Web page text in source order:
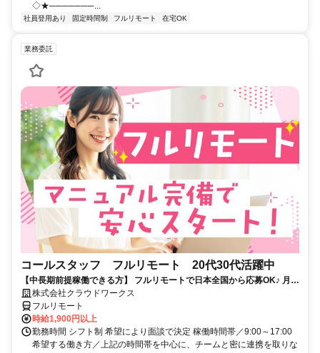
◇★───────...
社員登用あり 固定時間制 フルリモート 在宅OK
業務委託
コールスタッフ フルリモート 20代30代活躍中
【中長期前提稼働できる方】 フルリモートで日本全国から応募OK♪ 月稼
働80時間で安定収入！
株式会社クラウドワークス
フルリモート
時給1,900円以上
勤務時間 シフト制 希望により面談で決定 稼働時間帯／9:00～17:00
希望する働き方／上記の時間帯を中心に、チームと密に連携を取りな